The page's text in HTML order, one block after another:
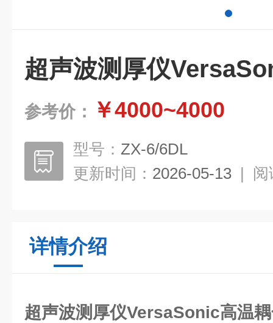
超声波测厚仪
参考价： ￥4000~4000
型号： ZX-6/6DL
更新时间： 2026-05-13 | 阅
详情介绍
超声波测厚仪VersaSonic高温